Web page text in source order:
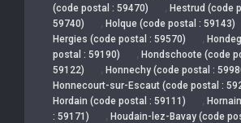
(code postal : 59470)
, Hestrud (code
59740)
, Holque (code postal : 59143)
Hergies (code postal : 59570)
,
postal : 59190)
, Hondschoote (code
59122)
, Honnechy (code postal :
Honnecourt-sur-Escaut (code postal :
Hordain (code postal : 59111) ,
: 59171)
, Houdain-lez-Bavay (code